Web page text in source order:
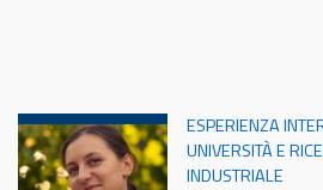
ESPERIENZA
UNIVERSITÀ E
INDUSTRIALE